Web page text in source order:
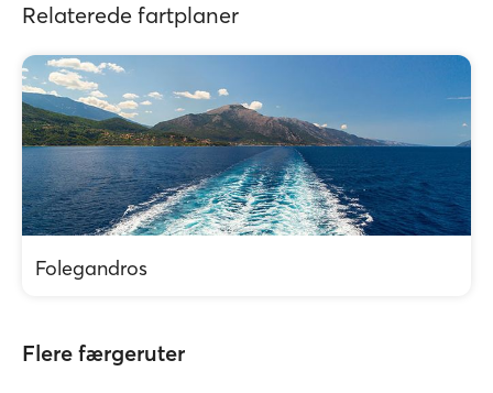
Relaterede fartplaner
Folegandros
Flere færgeruter